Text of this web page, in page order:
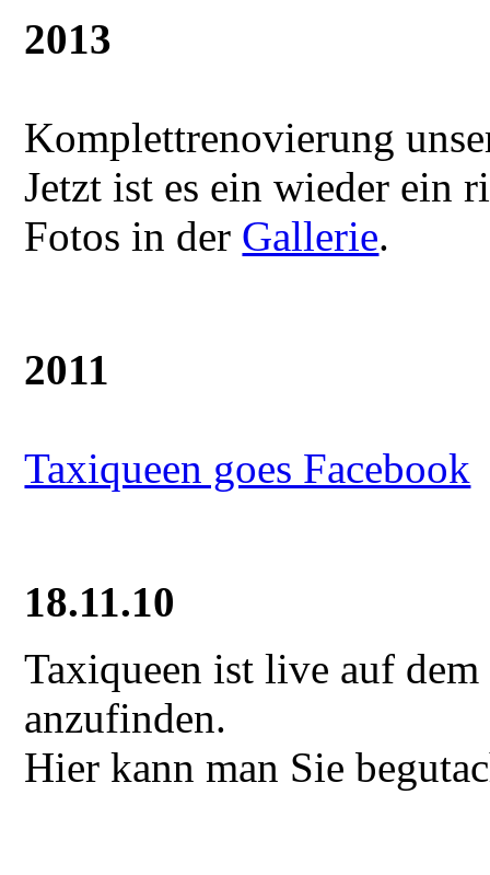
2013
Komplettrenovierung
Jetzt ist es ein wieder ein
Fotos in der Gallerie.
2011
Taxiqueen goes Facebook
18.11.10
Taxiqueen ist live auf dem
anzufinden.
Hier kann man Sie